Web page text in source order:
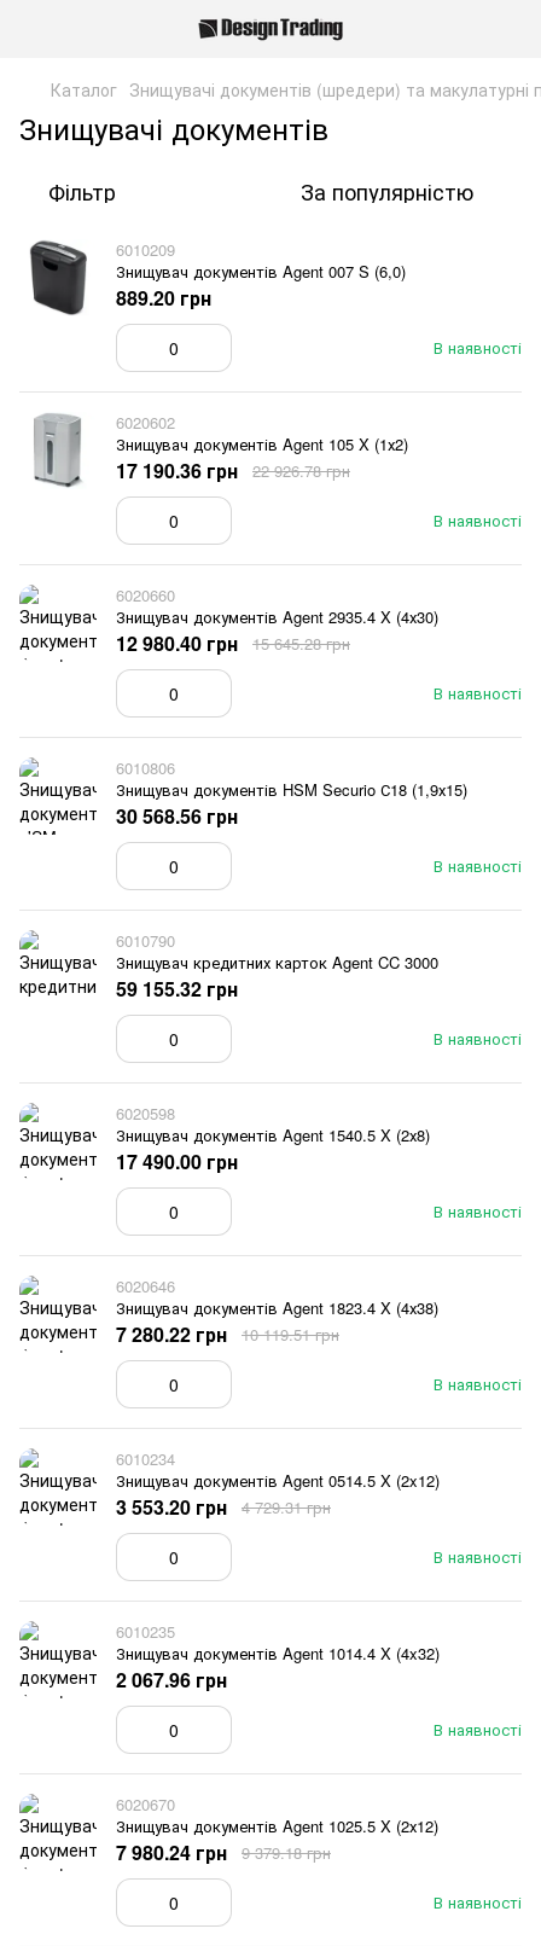
Каталог Знищувачі документів (шредери) та макулатурні
Знищувачі документів
Фільтр За популярністю
6010209
Знищувач документів Agent 007 S (6,0)
В наявності
889.20 грн
6020602
Знищувач документів Agent 105 X (1х2)
В наявності
17 190.36 грн 22 926.78 грн
6020660
Знищувач документів Agent 2935.4 X (4х30)
В наявності
12 980.40 грн 15 645.28 грн
6010806
Знищувач документів HSM Securio С18 (1,9х15)
В наявності
30 568.56 грн
6010790
Знищувач кредитних карток Agent CC 3000
В наявності
59 155.32 грн
6020598
Знищувач документів Agent 1540.5 X (2х8)
В наявності
17 490.00 грн
6020646
Знищувач документів Agent 1823.4 X (4х38)
В наявності
7 280.22 грн 10 119.51 грн
6010234
Знищувач документів Agent 0514.5 X (2x12)
В наявності
3 553.20 грн 4 729.31 грн
6010235
Знищувач документів Agent 1014.4 X (4x32)
В наявності
2 067.96 грн
6020670
Знищувач документів Agent 1025.5 X (2х12)
В наявності
7 980.24 грн 9 379.18 грн